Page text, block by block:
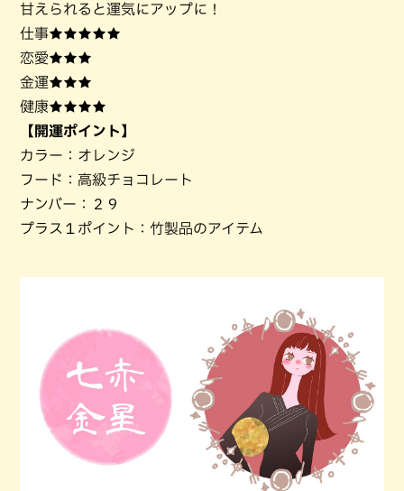
甘えられると運気にアップに！
仕事★★★★★
恋愛★★★
金運★★★
健康★★★★
【開運ポイント】
カラー：オレンジ
フード：高級チョコレート
ナンバー：２９
プラス１ポイント：竹製品のアイテム